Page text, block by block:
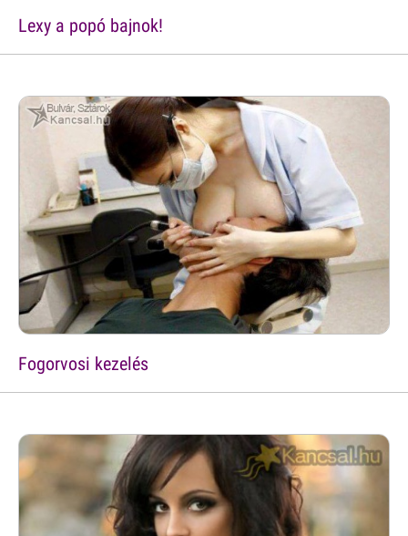
Lexy a popó bajnok!
Fogorvosi kezelés